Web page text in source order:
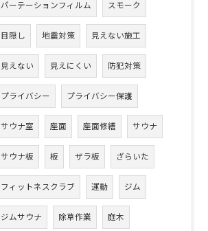
パーテーションフィルム スモーク
目隠し 地震対策 見えない施工
見えない 見えにくい 防犯対策
プライバシー プライバシー保護
サウナ室 座面 座面修繕 サウナ
サウナ板 板 ザラ板 ざらいた
フィットネスクラブ 運動 ジム
ジムサウナ 除草作業 庭木